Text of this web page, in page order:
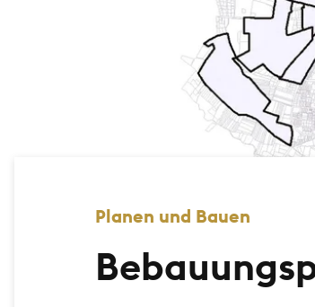
Planen und Bauen